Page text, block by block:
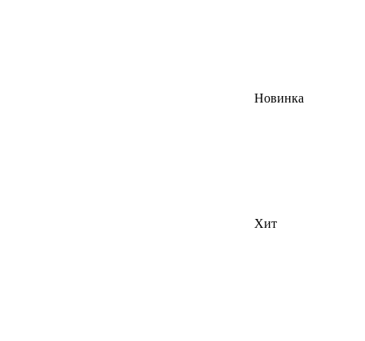
Новинка
Хит